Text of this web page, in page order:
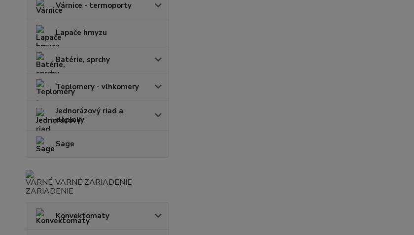
Várnice - termoporty
Lapače hmyzu
Batérie, sprchy
Teplomery - vlhkomery
Jednorázový riad a
doplnky
Sage
VARNÉ ZARIADENIE
Konvektomaty